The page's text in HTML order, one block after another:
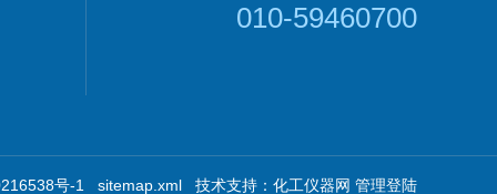
010-59460700
号-1 sitemap.xml 技术支持： 化工仪器网 管理登陆